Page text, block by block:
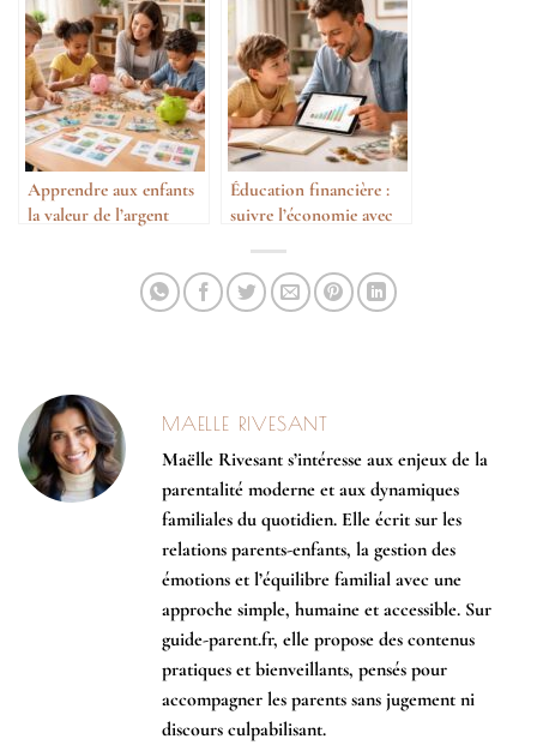
Apprendre aux enfants
la valeur de l’argent
Éducation financière :
suivre l’économie avec
MAELLE RIVESANT
Maëlle Rivesant s’intéresse aux enjeux de la
parentalité moderne et aux dynamiques
familiales du quotidien. Elle écrit sur les
relations parents-enfants, la gestion des
émotions et l’équilibre familial avec une
approche simple, humaine et accessible. Sur
guide-parent.fr, elle propose des contenus
pratiques et bienveillants, pensés pour
accompagner les parents sans jugement ni
discours culpabilisant.